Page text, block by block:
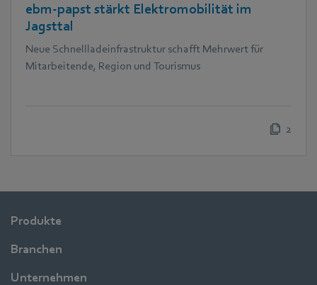
ebm‑papst stärkt Elektromobilität im
Jagsttal
Neue Schnellladeinfrastruktur schafft Mehrwert für
Mitarbeitende, Region und Tourismus
2
Produkte
Branchen
Unternehmen